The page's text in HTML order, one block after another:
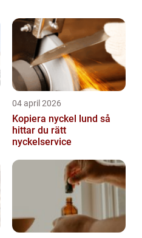
04 april 2026
Kopiera nyckel lund så
hittar du rätt
nyckelservice